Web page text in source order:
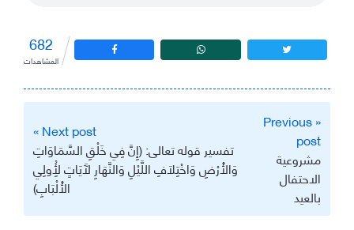
682
المشاهدات
تصفّح
المقالات
« Previous
post
مشروعية
الاحتفال
بالعيد
Next post »
تفسير قوله تعالى: (إِنَّ فِي خَلْقِ السَّمَاوَاتِ
وَالْأَرْضِ وَاخْتِلَافِ اللَّيْلِ وَالنَّهَارِ لَآيَاتٍ لِأُولِي
الْأَلْبَابِ)